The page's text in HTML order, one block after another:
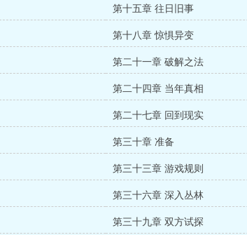
第十五章 往日旧事
第十八章 惊惧异变
第二十一章 破解之法
第二十四章 当年真相
第二十七章 回到现实
第三十章 准备
第三十三章 游戏规则
第三十六章 深入丛林
第三十九章 双方试探